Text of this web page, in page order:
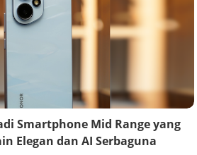
Smartphone Mid Range yang
Elegan dan AI Serbaguna